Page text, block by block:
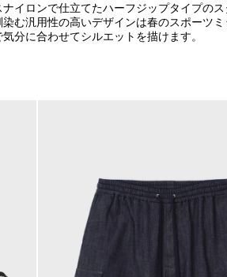
イロンで仕立てたハーフジップタイプの
む汎用性の高いデザインは春のスポーツ
分に合わせてシルエットを描けます。